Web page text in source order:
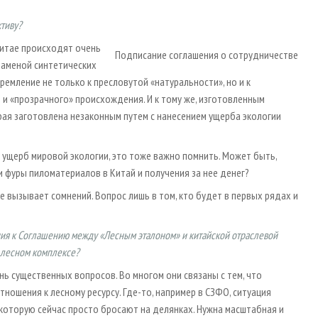
Подписание соглашения о сотрудничестве
происходят очень
синтетических
не только к пресловутой «натуральности», но и к
происхождения. И к тому же, изготовленным
заготовлена незаконным путем с нанесением ущерба экологии
ущерб мировой экологии, это тоже важно помнить. Может быть,
пиломатериалов в Китай и получения за нее денег?
сомнений. Вопрос лишь в том, кто будет в первых рядах и
к Соглашению между «Лесным эталоном» и китайской отраслевой
комплексе?
существенных вопросов. Во многом они связаны с тем, что
к лесному ресурсу. Где-то, например в СЗФО, ситуация
сейчас просто бросают на делянках. Нужна масштабная и